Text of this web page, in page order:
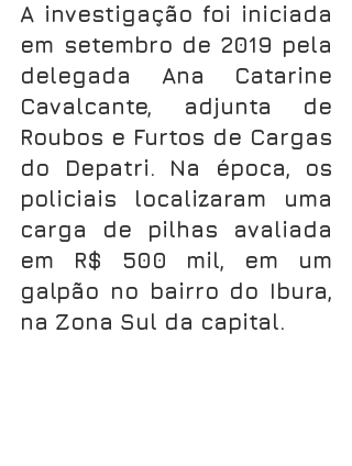
A investigação foi iniciada
em setembro de 2019 pela
delegada Ana Catarine
Cavalcante, adjunta de
Roubos e Furtos de Cargas
do Depatri. Na época, os
policiais localizaram uma
carga de pilhas avaliada
em R$ 500 mil, em um
galpão no bairro do Ibura,
na Zona Sul da capital.